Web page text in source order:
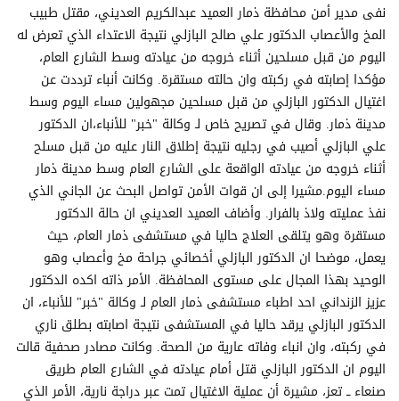
نفى مدير أمن محافظة ذمار العميد عبدالكريم العديني، مقتل طبيب
المخ والأعصاب الدكتور علي صالح البازلي نتيجة الاعتداء الذي تعرض له
اليوم من قبل مسلحين أثناء خروجه من عيادته وسط الشارع العام،
مؤكدا إصابته في ركبته وان حالته مستقرة. وكانت أنباء ترددت عن
اغتيال الدكتور البازلي من قبل مسلحين مجهولين مساء اليوم وسط
مدينة ذمار. وقال في تصريح خاص لـ وكالة "خبر" للأنباء،ان الدكتور
علي البازلي أصيب في رجليه نتيجة إطلاق النار عليه من قبل مسلح
أثناء خروجه من عيادته الواقعة على الشارع العام وسط مدينة ذمار
مساء اليوم.مشيرا إلى ان قوات الأمن تواصل البحث عن الجاني الذي
نفذ عمليته ولاذ بالفرار. وأضاف العميد العديني ان حالة الدكتور
مستقرة وهو يتلقى العلاج حاليا في مستشفى ذمار العام، حيث
يعمل، موضحا ان الدكتور البازلي أخصائي جراحة مخ وأعصاب وهو
الوحيد بهذا المجال على مستوى المحافظة. الأمر ذاته اكده الدكتور
عزيز الزنداني احد اطباء مستشفى ذمار العام لـ وكالة "خبر" للأنباء، ان
الدكتور البازلي يرقد حاليا في المستشفى نتيجة اصابته بطلق ناري
في ركبته، وان انباء وفاته عارية من الصحة. وكانت مصادر صحفية قالت
اليوم ان الدكتور البازلي قتل أمام عيادته في الشارع العام طريق
صنعاء ــ تعز، مشيرة أن عملية الاغتيال تمت عبر دراجة نارية، الأمر الذي